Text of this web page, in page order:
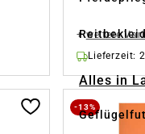
Alles in
+weitere
Lieferzeit:
-13%